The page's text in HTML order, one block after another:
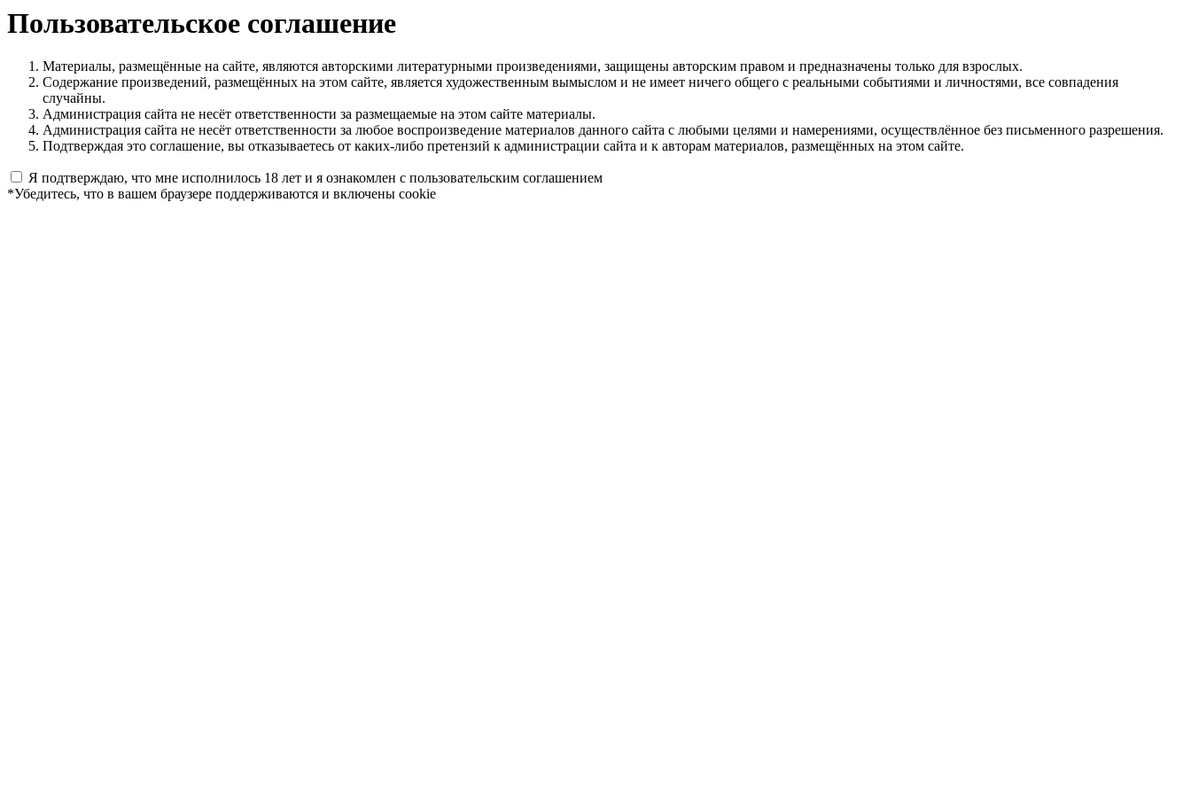
Пользовательское соглашение
Материалы, размещённые на сайте, являются авторскими литературными произведениями, защищены авторским правом и предназначены только для взрослых.
Содержание произведений, размещённых на этом сайте, является художественным вымыслом и не имеет ничего общего с реальными событиями и личностями, все совпадения
случайны.
Администрация сайта не несёт ответственности за размещаемые на этом сайте материалы.
Администрация сайта не несёт ответственности за любое воспроизведение материалов данного сайта с любыми целями и намерениями, осуществлённое без письменного разрешения.
Подтверждая это соглашение, вы отказываетесь от каких-либо претензий к администрации сайта и к авторам материалов, размещённых на этом сайте.
Я подтверждаю, что мне исполнилось 18 лет и я ознакомлен с пользовательским соглашением
*Убедитесь, что в вашем браузере поддерживаются и включены cookie